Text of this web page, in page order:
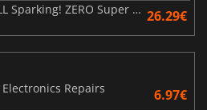
DRAGON BALL Sparking! ZERO Super Limit Breaking NEO 26.29€
Repairs
6.97€